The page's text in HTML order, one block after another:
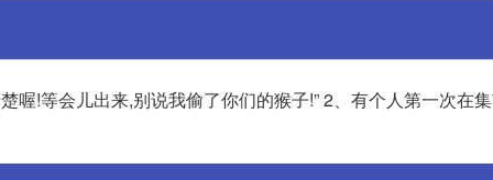
喔!等会儿出来,别说我偷了你们的猴子!” 2、有个人第一次在